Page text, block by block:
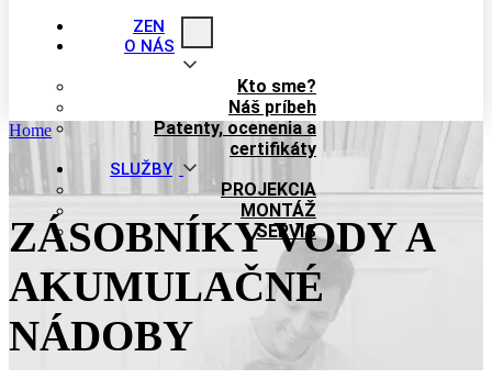
ZEN
O NÁS
Kto sme?
Náš príbeh
Patenty, ocenenia a
certifikáty
SLUŽBY
PROJEKCIA
MONTÁŽ
SERVIS
Home
ZÁSOBNÍKY VODY A
AKUMULAČNÉ
NÁDOBY